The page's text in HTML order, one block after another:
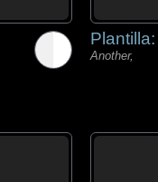
Plantilla:
Another,